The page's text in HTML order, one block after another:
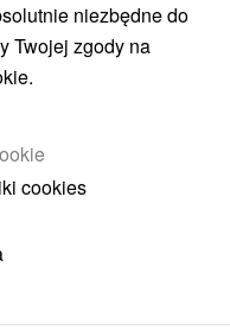
niezbędne do
Twojej zgody na
cookies